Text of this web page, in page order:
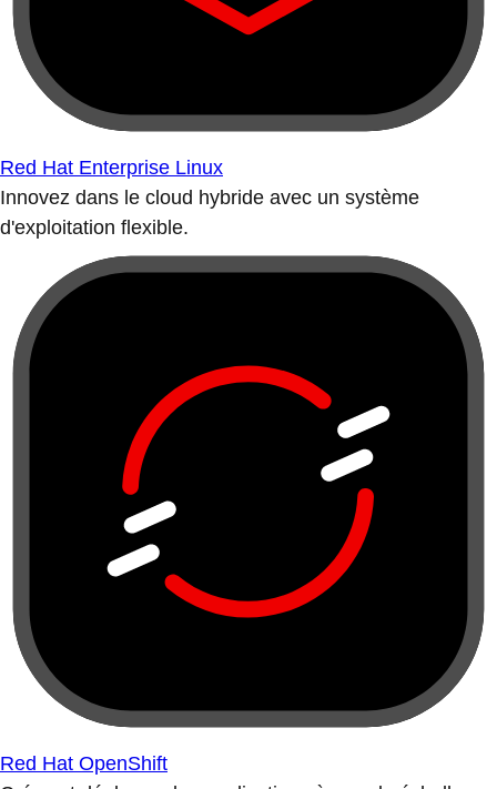
Red Hat Enterprise Linux
Innovez dans le cloud hybride avec un système
d'exploitation flexible.
Red Hat OpenShift